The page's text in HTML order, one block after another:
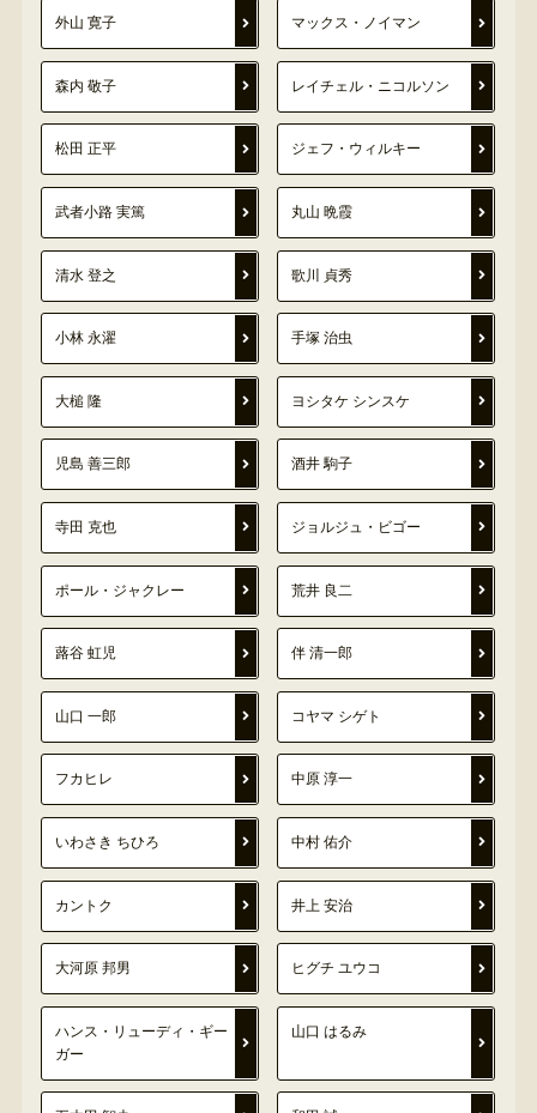
外山 寛子 マックス・ノイマン
森内 敬子 レイチェル・ニコルソン
松田 正平 ジェフ・ウィルキー
武者小路 実篤 丸山 晩霞
清水 登之 歌川 貞秀
小林 永濯 手塚 治虫
大槌 隆 ヨシタケ シンスケ
児島 善三郎 酒井 駒子
寺田 克也 ジョルジュ・ビゴー
ポール・ジャクレー 荒井 良二
蕗谷 虹児 伴 清一郎
山口 一郎 コヤマ シゲト
フカヒレ 中原 淳一
いわさき ちひろ 中村 佑介
カントク 井上 安治
大河原 邦男 ヒグチ ユウコ
ハンス・リューディ・ギー
ガー
山口 はるみ